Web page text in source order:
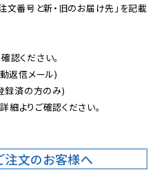
注文番号と新・旧のお届け先」を記載
ください。
返信メール)
録済の方のみ)
詳細よりご確認ください。
注文のお客様へ